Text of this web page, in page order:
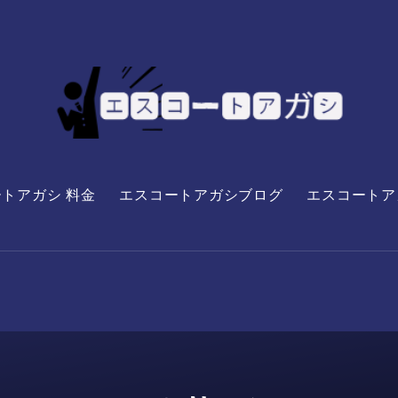
アガシ 料金 エスコートアガシブログ エスコート